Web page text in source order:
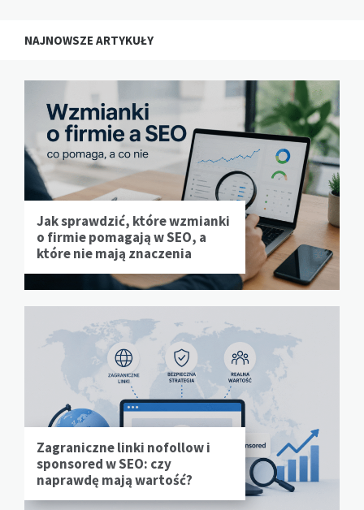
NAJNOWSZE ARTYKUŁY
Jak sprawdzić, które wzmianki
o firmie pomagają w SEO, a
które nie mają znaczenia
Zagraniczne linki nofollow i
sponsored w SEO: czy
naprawdę mają wartość?